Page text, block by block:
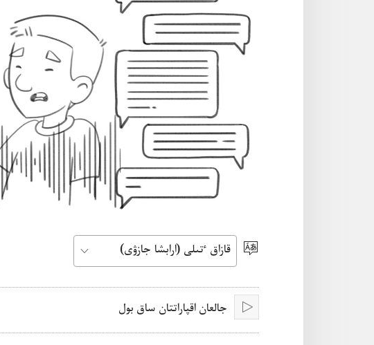
ٴتىل
تاڭداۋ
جالعان اقپاراتتان ساق بول‏